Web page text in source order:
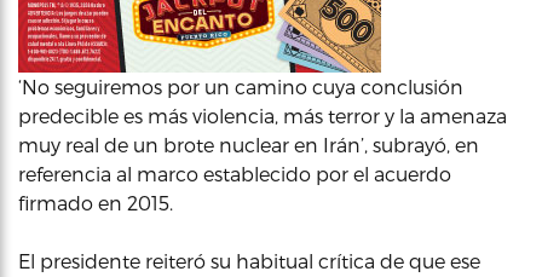
‘No seguiremos por un camino cuya conclusión
predecible es más violencia, más terror y la amenaza
muy real de un brote nuclear en Irán’, subrayó, en
referencia al marco establecido por el acuerdo
firmado en 2015.
El presidente reiteró su habitual crítica de que ese